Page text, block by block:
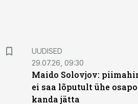
UUDISED
29.07.26, 09:30
Maido Solovjov:
ei saa lõputult ühe
kanda jätta